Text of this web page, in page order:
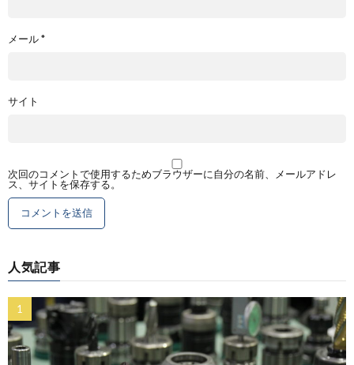
メール*
サイト
次回のコメントで使用するためブラウザーに自分の名前、メールアドレ
ス、サイトを保存する。
人気記事